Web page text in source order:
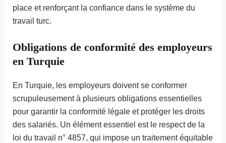
place et renforçant la confiance dans le système du
travail turc.
Obligations de conformité des employeurs
en Turquie
En Turquie, les employeurs doivent se conformer
scrupuleusement à plusieurs obligations essentielles
pour garantir la conformité légale et protéger les droits
des salariés. Un élément essentiel est le respect de la
loi du travail n° 4857, qui impose un traitement équitable